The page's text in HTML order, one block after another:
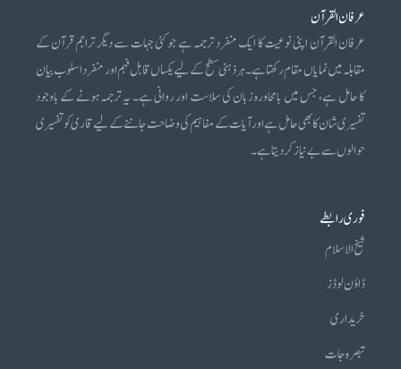
عرفان القرآن
عرفان القرآن اپنی نوعیت کا ایک منفرد ترجمہ ہے جو کئی جہات سے دیگر تراجم قرآن کے
مقابلہ میں نمایاں مقام رکھتا ہے۔ ہر ذہنی سطح کے لیے یکساں قابل فہم اور منفرد اسلوب بیان
کا حامل ہے، جس میں بامحاورہ زبان کی سلاست اور روانی ہے۔ یہ ترجمہ ہونے کے باوجود
تفسیری شان کا بھی حامل ہے اور آیات کے مفاہیم کی وضاحت جاننے کے لیے قاری کو تفسیری
حوالوں سے بے نیاز کر دیتا ہے۔
فوری رابطے
شیخ الاسلام
ڈاؤن لوڈز
خریداری
تبصرہ جات